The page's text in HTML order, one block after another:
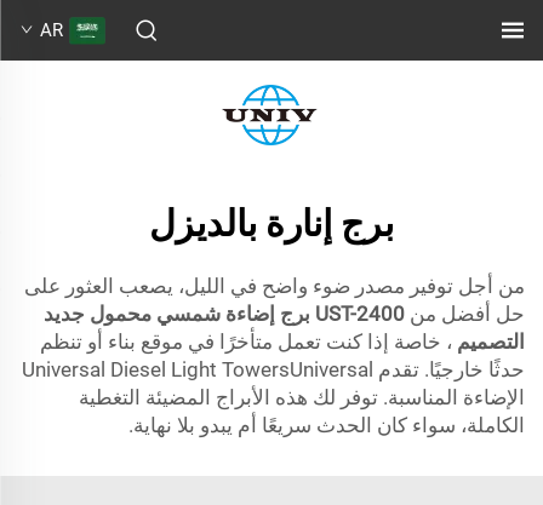
AR
برج إنارة بالديزل
من أجل توفير مصدر ضوء واضح في الليل، يصعب العثور على
حل أفضل من
UST-2400 برج إضاءة شمسي محمول جديد
التصميم ، خاصة إذا كنت تعمل متأخرًا في موقع بناء أو تنظم
حدثًا خارجيًا. تقدم Universal Diesel Light TowersUniversal
الإضاءة المناسبة. توفر لك هذه الأبراج المضيئة التغطية
الكاملة، سواء كان الحدث سريعًا أم يبدو بلا نهاية.